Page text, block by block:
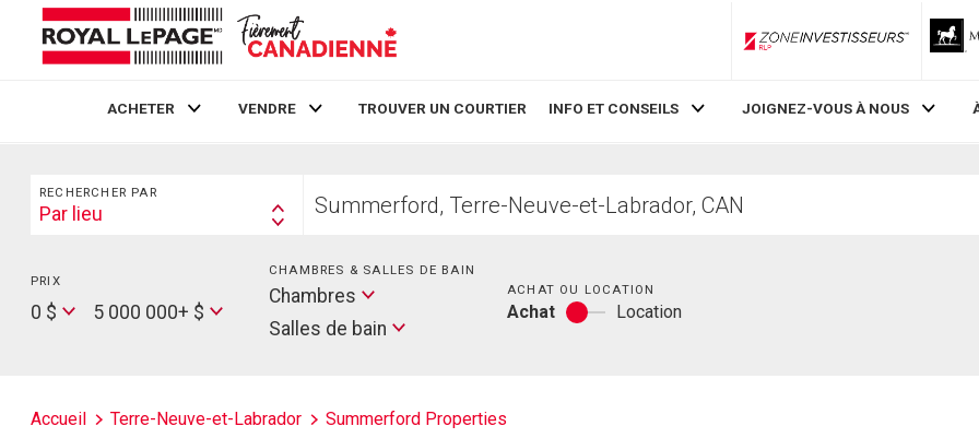
ZoneInvestisseurs RLP
ACHETER VENDRE TROUVER UN COURTIER INFO ET CONSEILS JOIGNEZ-VOUS À NOUS
Rechercher
RECHERCHER PAR
Search
Par lieu
votre
PRIX
Price
0 $
Max
5 000 000+ $
CHAMBRES & SALLES DE BAIN
Chambres
bain
Salles de bain
ACHAT OU LOCATION
Achat
Achat
Location
Accueil Terre-Neuve-et-Labrador Summerford Properties